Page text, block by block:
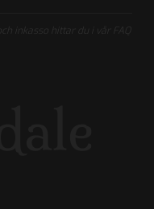
inkasso hittar du i vår FAQ